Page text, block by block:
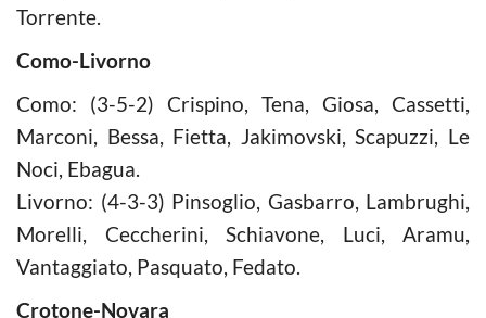
Torrente.
Como-Livorno
Como: (3-5-2) Crispino, Tena, Giosa, Cassetti,
Marconi, Bessa, Fietta, Jakimovski, Scapuzzi, Le
Noci, Ebagua.
Livorno: (4-3-3) Pinsoglio, Gasbarro, Lambrughi,
Morelli, Ceccherini, Schiavone, Luci, Aramu,
Vantaggiato, Pasquato, Fedato.
Crotone-Novara